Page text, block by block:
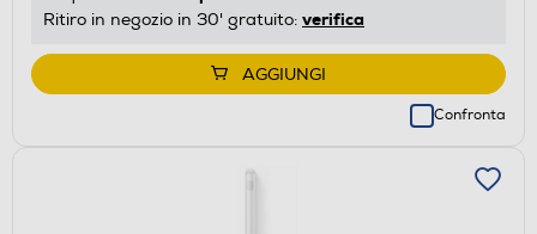
Ritiro in negozio in 30' gratuito: verifica
AGGIUNGI
Confronta